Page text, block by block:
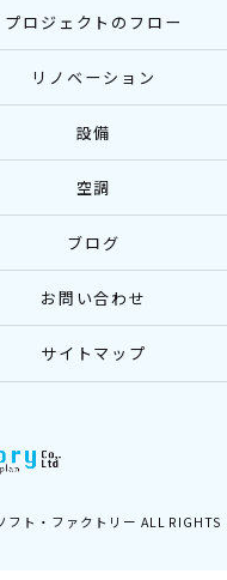
プロジェクトのフロー
リノベーション
設備
空調
ブログ
お問い合わせ
サイトマップ
ト・ファクトリー ALL RIGHTS